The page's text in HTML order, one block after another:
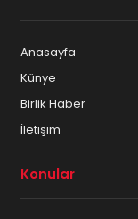
Anasayfa
Künye
Birlik Haber
İletişim
Konular